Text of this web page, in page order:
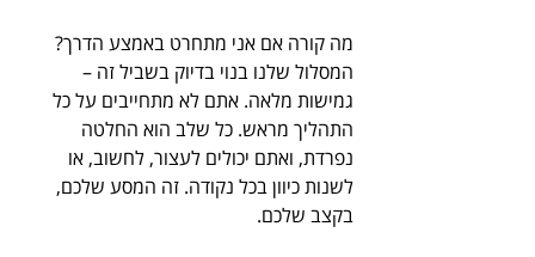
מה קורה אם אני מתחרט באמצע הדרך?
המסלול שלנו בנוי בדיוק בשביל זה –
גמישות מלאה. אתם לא מתחייבים על כל
התהליך מראש. כל שלב הוא החלטה
נפרדת, ואתם יכולים לעצור, לחשוב, או
לשנות כיוון בכל נקודה. זה המסע שלכם,
בקצב שלכם.